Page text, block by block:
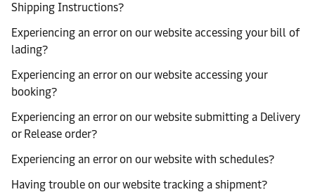
Shipping Instructions?
Experiencing an error on our website accessing your bill of
lading?
Experiencing an error on our website accessing your
booking?
Experiencing an error on our website submitting a Delivery
or Release order?
Experiencing an error on our website with schedules?
Having trouble on our website tracking a shipment?